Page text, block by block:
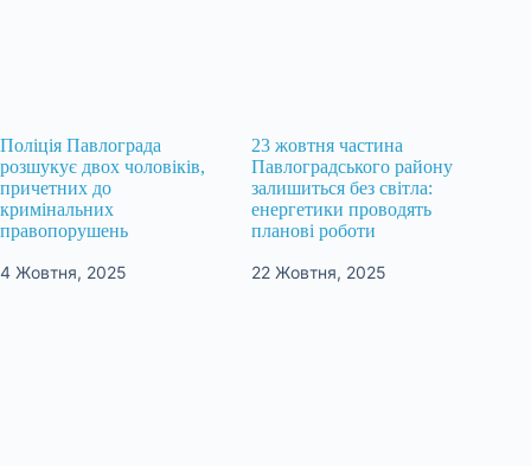
Поліція Павлограда
розшукує двох чоловіків,
причетних до
кримінальних
правопорушень
4 Жовтня, 2025
23 жовтня частина
Павлоградського району
залишиться без світла:
енергетики проводять
планові роботи
22 Жовтня, 2025